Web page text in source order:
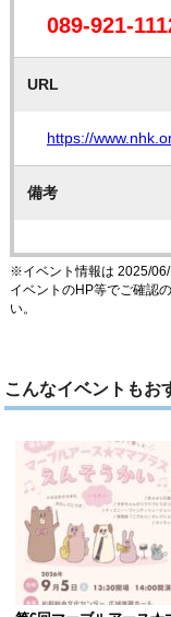
089-921-
URL
https://
備考
※イベント情報は 2025/
イベントのHP等でご確認
い。
こんなイベントもお